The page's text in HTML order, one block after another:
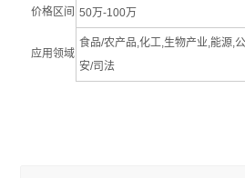
价格区间 50万-100万
应用领域
食品/农产品,化工,生物产业,能源,公
安/司法